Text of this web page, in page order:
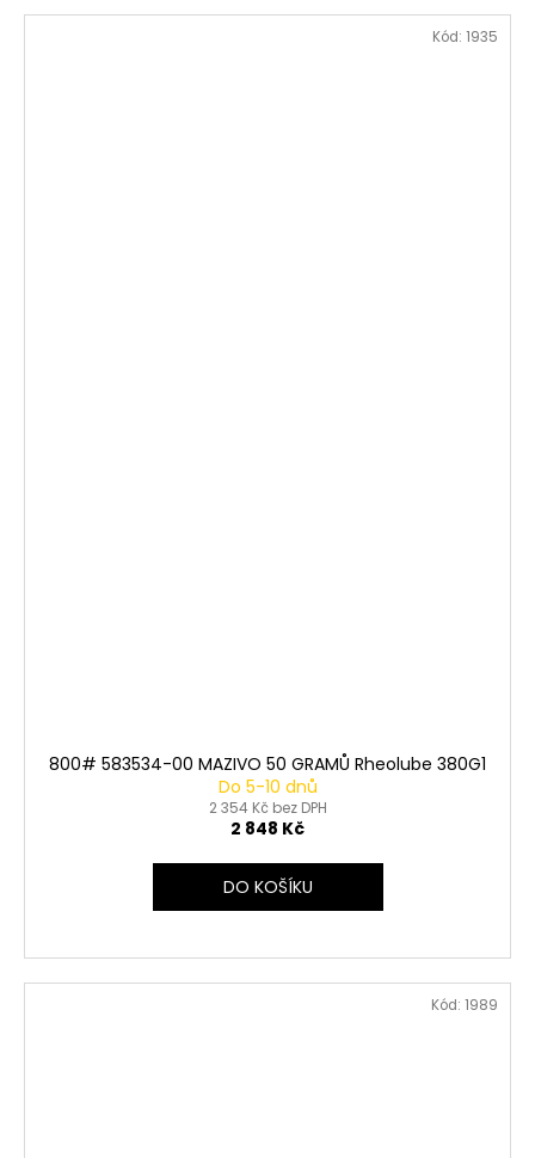
800# 583534-00 MAZIVO 50 GRAMŮ Rheolube 380G1
Do 5-10 dnů
2 354 Kč bez DPH
2 848 Kč
DO KOŠÍKU
Kód: 1935
Kód: 1989